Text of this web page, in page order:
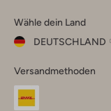
Instagram
Facebook
Wähle dein Land
DEUTSCHLAND
dein
Land
Versandmethoden